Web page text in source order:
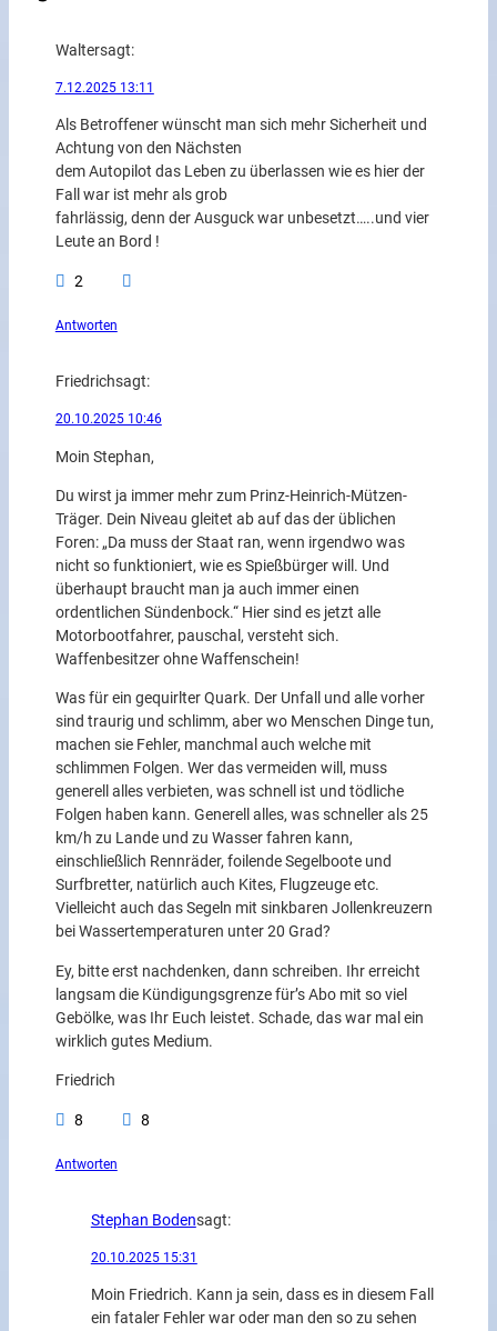
Waltersagt:
7.12.2025 13:11
Als Betroffener wünscht man sich mehr Sicherheit und
Achtung von den Nächsten
dem Autopilot das Leben zu überlassen wie es hier der
Fall war ist mehr als grob
fahrlässig, denn der Ausguck war unbesetzt…..und vier
Leute an Bord !
2
Antworten
Friedrichsagt:
20.10.2025 10:46
Moin Stephan,
Du wirst ja immer mehr zum Prinz-Heinrich-Mützen-
Träger. Dein Niveau gleitet ab auf das der üblichen
Foren: „Da muss der Staat ran, wenn irgendwo was
nicht so funktioniert, wie es Spießbürger will. Und
überhaupt braucht man ja auch immer einen
ordentlichen Sündenbock.“ Hier sind es jetzt alle
Motorbootfahrer, pauschal, versteht sich.
Waffenbesitzer ohne Waffenschein!
Was für ein gequirlter Quark. Der Unfall und alle vorher
sind traurig und schlimm, aber wo Menschen Dinge tun,
machen sie Fehler, manchmal auch welche mit
schlimmen Folgen. Wer das vermeiden will, muss
generell alles verbieten, was schnell ist und tödliche
Folgen haben kann. Generell alles, was schneller als 25
km/h zu Lande und zu Wasser fahren kann,
einschließlich Rennräder, foilende Segelboote und
Surfbretter, natürlich auch Kites, Flugzeuge etc.
Vielleicht auch das Segeln mit sinkbaren Jollenkreuzern
bei Wassertemperaturen unter 20 Grad?
Ey, bitte erst nachdenken, dann schreiben. Ihr erreicht
langsam die Kündigungsgrenze für’s Abo mit so viel
Gebölke, was Ihr Euch leistet. Schade, das war mal ein
wirklich gutes Medium.
Friedrich
8 8
Antworten
Stephan Bodensagt:
20.10.2025 15:31
Moin Friedrich. Kann ja sein, dass es in diesem Fall
ein fataler Fehler war oder man den so zu sehen